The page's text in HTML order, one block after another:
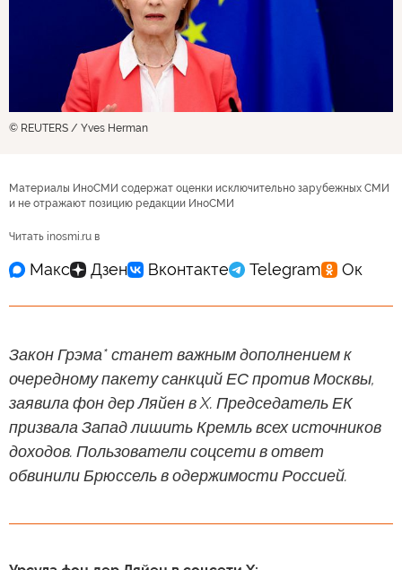
© REUTERS / Yves Herman
Материалы ИноСМИ содержат оценки исключительно зарубежных СМИ
и не отражают позицию редакции ИноСМИ
Читать inosmi.ru в
Закон Грэма* станет важным дополнением к
очередному пакету санкций ЕС против Москвы,
заявила фон дер Ляйен в X. Председатель ЕК
призвала Запад лишить Кремль всех источников
доходов. Пользователи соцсети в ответ
обвинили Брюссель в одержимости Россией.